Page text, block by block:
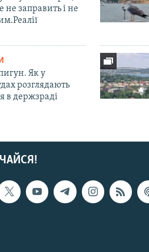
не заправить і не
Як у
розглядають
в держзраді